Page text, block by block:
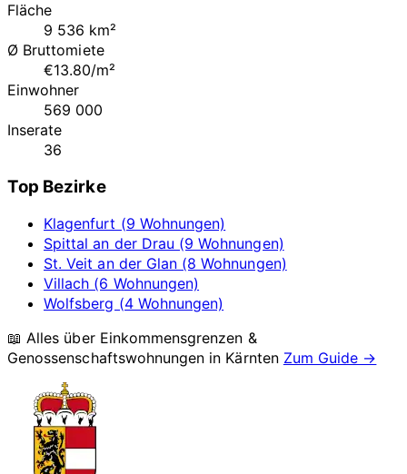
Fläche
9 536 km²
Ø Bruttomiete
€13.80/m²
Einwohner
569 000
Inserate
36
Top Bezirke
Klagenfurt (9 Wohnungen)
Spittal an der Drau (9 Wohnungen)
St. Veit an der Glan (8 Wohnungen)
Villach (6 Wohnungen)
Wolfsberg (4 Wohnungen)
📖 Alles über Einkommensgrenzen &
Genossenschaftswohnungen in Kärnten Zum Guide →